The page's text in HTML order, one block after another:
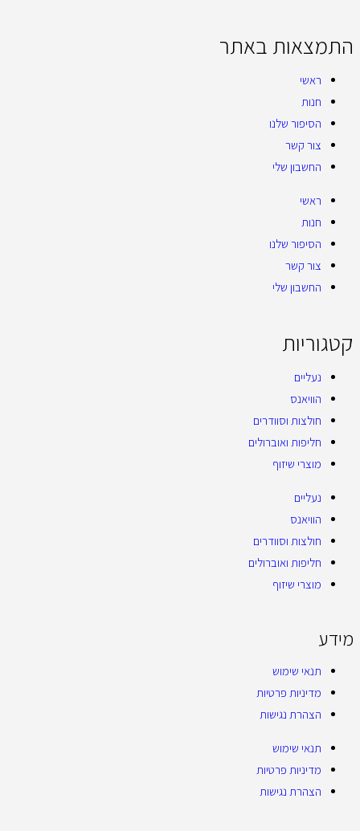
התמצאות באתר
ראשי
חנות
הסיפור שלנו
צור קשר
החשבון שלי
ראשי
חנות
הסיפור שלנו
צור קשר
החשבון שלי
קטגוריות
נעליים
הוויאנס
חולצות וסוודרים
חליפות ואוברולים
מוצרי שיזוף
נעליים
הוויאנס
חולצות וסוודרים
חליפות ואוברולים
מוצרי שיזוף
מידע
תנאי שימוש
מדיניות פרטיות
הצהרת נגישות
תנאי שימוש
מדיניות פרטיות
הצהרת נגישות